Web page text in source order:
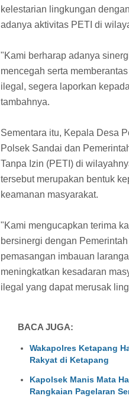
kelestarian lingkungan
adanya aktivitas PETI di
"Kami berharap adanya
mencegah serta
ilegal, segera laporkan
tambahnya.
Sementara itu, Kepala Desa
Polsek Sandai dan
Tanpa Izin (PETI) di
tersebut merupakan bentuk
keamanan masyarakat.
"Kami mengucapkan terima
bersinergi dengan
pemasangan imbauan
meningkatkan kesadaran
ilegal yang dapat merusak
BACA JUGA:
Wakapolres Ketapang
Rakyat di Ketapang
Kapolsek Manis Mata
Rangkaian Pagelaran